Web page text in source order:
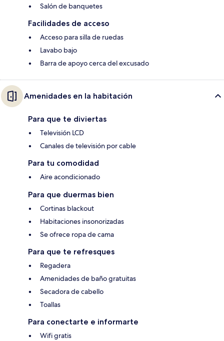
Salón de banquetes
Facilidades de acceso
Acceso para silla de ruedas
Lavabo bajo
Barra de apoyo cerca del excusado
Amenidades en la habitación
Para que te diviertas
Televisión LCD
Canales de televisión por cable
Para tu comodidad
Aire acondicionado
Para que duermas bien
Cortinas blackout
Habitaciones insonorizadas
Se ofrece ropa de cama
Para que te refresques
Regadera
Amenidades de baño gratuitas
Secadora de cabello
Toallas
Para conectarte e informarte
Wifi gratis